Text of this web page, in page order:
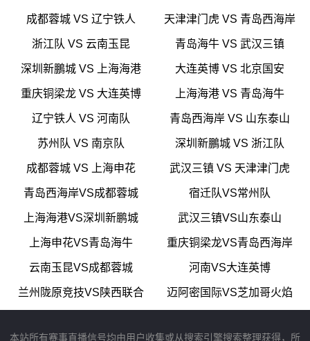
成都蓉城 VS 辽宁铁人 天津津门虎 VS 青岛西海岸
浙江队 VS 云南玉昆 青岛海牛 VS 武汉三镇
深圳新鵬城 VS 上海海港 大连英博 VS 北京国安
重庆铜梁龙 VS 大连英博 上海海港 VS 青岛海牛
辽宁铁人 VS 河南队 青岛西海岸 VS 山东泰山
苏州队 VS 南京队 深圳新鵬城 VS 浙江队
成都蓉城 VS 上海申花 武汉三镇 VS 天津津门虎
青岛西海岸VS成都蓉城 宿迁队VS常州队
上海海港VS深圳新鹏城 武汉三镇VS山东泰山
上海申花VS青岛海牛 重庆铜梁龙VS青岛西海岸
云南玉昆VS成都蓉城 河南VS大连英博
兰州陇原竞技VS陕西联合 迈阿密国际VS芝加哥火焰
本站所有赛事直播信号均由用户收集或从搜索引擎搜索整理获得，所